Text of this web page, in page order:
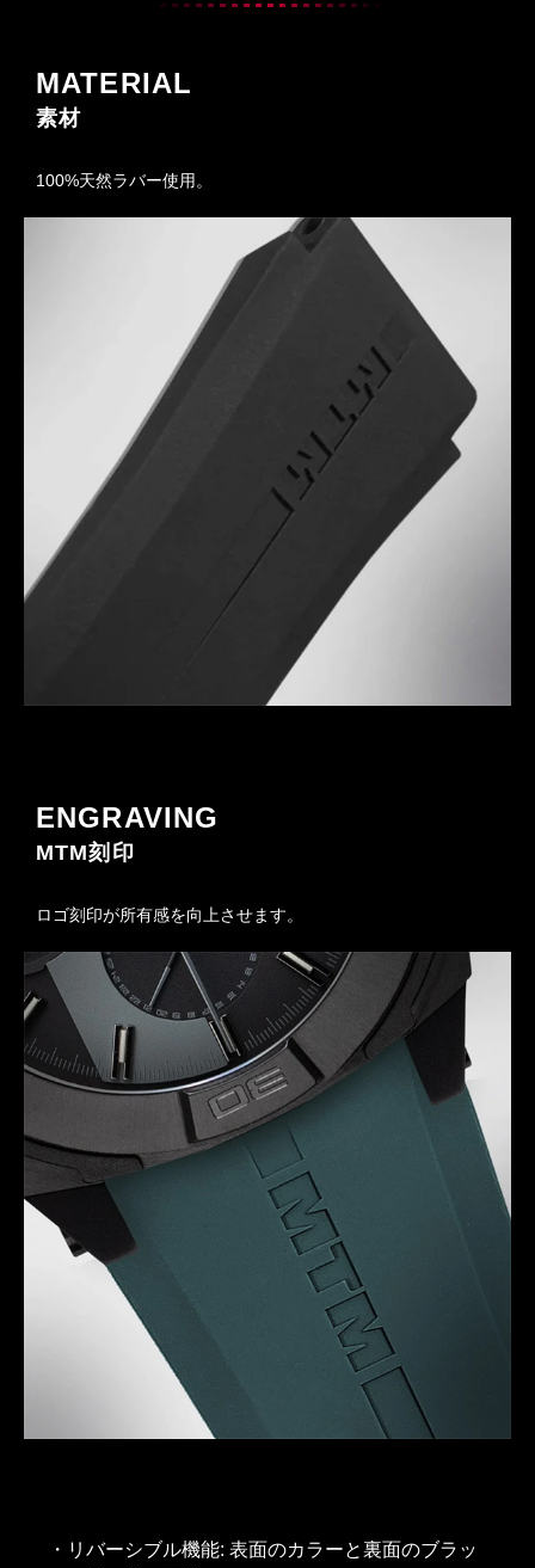
MATERIAL
素材
100%天然ラバー使用。
ENGRAVING
MTM刻印
ロゴ刻印が所有感を向上させます。
・リバーシブル機能: 表面のカラーと裏面のブラッ